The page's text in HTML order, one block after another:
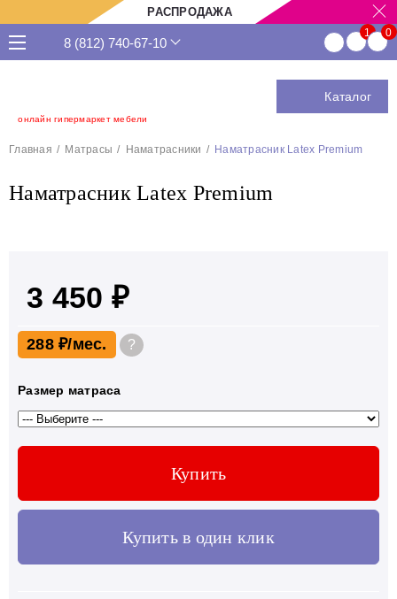
РАСПРОДАЖА
онлайн гипермаркет мебели
8 (812) 740-67-10
Каталог
Главная Матрасы Наматрасники Наматрасник Latex Premium
Наматрасник Latex Premium
3 450 ₽
288 ₽ ?
Размер матраса
Купить
Купить в один клик